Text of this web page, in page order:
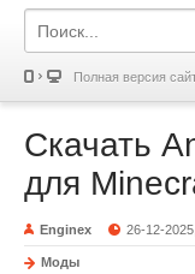
Полная версия
Скачать
для
Enginex 26-12-
Моды